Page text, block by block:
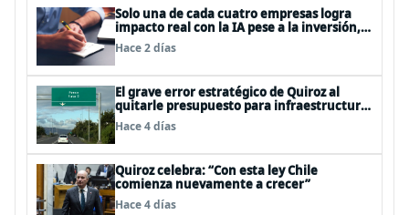
Solo una de cada cuatro empresas logra
impacto real con la IA pese a la inversión,
según el Foro Económico Mundial
Hace 2 días
El grave error estratégico de Quiroz al
quitarle presupuesto para infraestructura
vial del Biobío
Hace 4 días
Quiroz celebra: “Con esta ley Chile
comienza nuevamente a crecer”
Hace 4 días